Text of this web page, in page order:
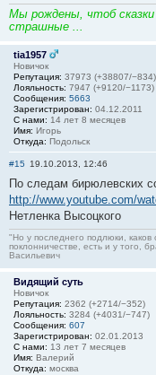
Мы рождены, чтоб
страшные ...
tia1957
Новичок
Репутация: 37973 (+38807/−834)
Лояльность: 7947 (+9120/−1173)
Сообщения: 5663
Зарегистрирован: 04.12.2011
С нами: 14 лет 8 месяцев
Имя: Игорь
Откуда: Подольск
#15 19.10.2013, 12:46
По следам бирюлевских
http://www.youtube.com/
Нетленка Высоцкого
"Но у последнего подлюки, каков
поклонничестве, есть и у того,
Васильевич
Видящий суть
Новичок
Репутация: 2362 (+2714/−352)
Лояльность: 3284 (+4031/−747)
Сообщения: 607
Зарегистрирован: 02.01.2013
С нами: 13 лет 7 месяцев
Имя: Валерий
Откуда: москва